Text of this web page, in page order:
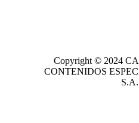
Copyright © 2024
CONTENIDOS